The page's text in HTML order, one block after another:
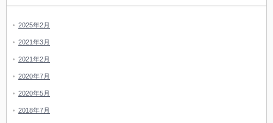
2025年2月
2021年3月
2021年2月
2020年7月
2020年5月
2018年7月